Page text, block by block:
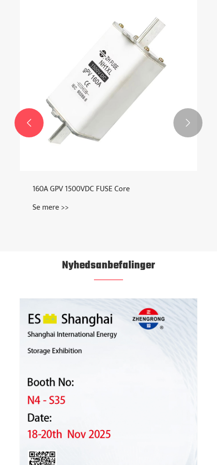
160A GPV 1500VDC FUSE Core
Se mere >>
 
Nyhedsanbefalinger